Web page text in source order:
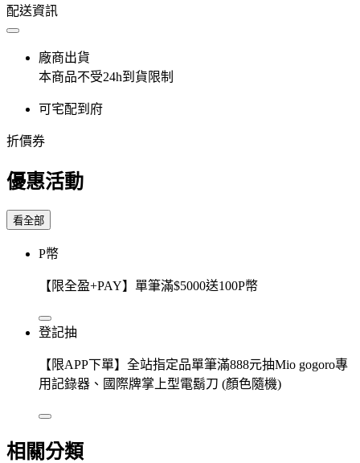
配送資訊
廠商出貨
本商品不受24h到貨限制
可宅配到府
折價券
優惠活動
看全部
P幣
【限全盈+PAY】單筆滿$5000送100P幣
登記抽
【限APP下單】全站指定品單筆滿888元抽Mio gogoro專
用記錄器、國際牌掌上型電鬍刀 (顏色隨機)
相關分類